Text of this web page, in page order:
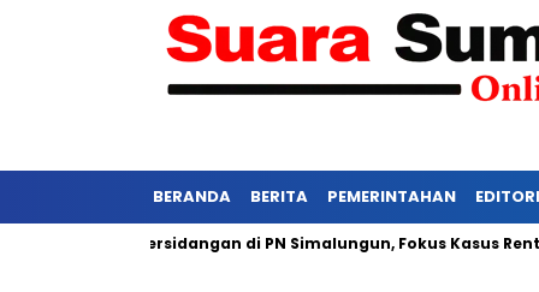
BERANDA BERITA PEMERINTAHAN
Ketat Persidangan di PN Simalungun, Fokus Kasus Rentan